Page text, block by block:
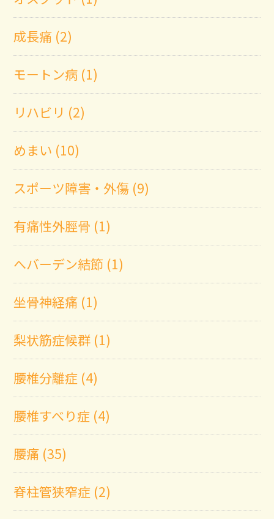
成長痛 (2)
モートン病 (1)
リハビリ (2)
めまい (10)
スポーツ障害・外傷 (9)
有痛性外脛骨 (1)
へバーデン結節 (1)
坐骨神経痛 (1)
梨状筋症候群 (1)
腰椎分離症 (4)
腰椎すべり症 (4)
腰痛 (35)
脊柱管狭窄症 (2)